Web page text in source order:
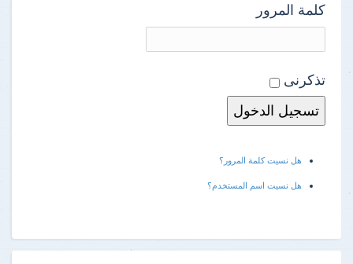
كلمة المرور
تذكرنى
هل نسيت كلمة المرور؟
هل نسيت اسم المستخدم؟